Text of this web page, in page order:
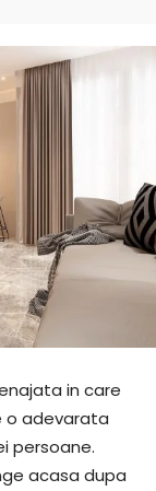
in care
o adevarata
persoane.
acasa dupa